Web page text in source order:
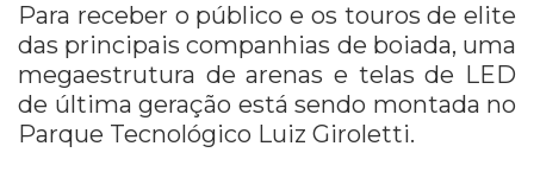
Para receber o público e os touros de elite
das principais companhias de boiada, uma
megaestrutura de arenas e telas de LED
de última geração está sendo montada no
Parque Tecnológico Luiz Giroletti.